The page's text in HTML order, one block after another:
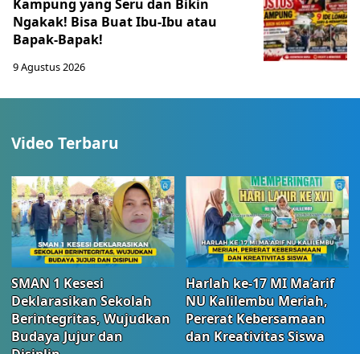
Kampung yang Seru dan Bikin
Ngakak! Bisa Buat Ibu-Ibu atau
Bapak-Bapak!
9 Agustus 2026
Video Terbaru
SMAN 1 Kesesi
Deklarasikan Sekolah
Berintegritas, Wujudkan
Budaya Jujur dan
Harlah ke-17 MI Ma’arif
NU Kalilembu Meriah,
Pererat Kebersamaan
dan Kreativitas Siswa